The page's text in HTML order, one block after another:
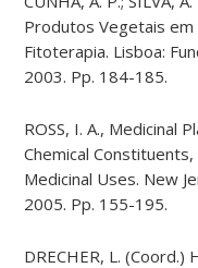
Produtos Vegetais em
Fitoterapia. Lisboa:
2003. Pp. 184-185.
ROSS, I. A., Medicinal
Chemical
Medicinal Uses. New
2005. Pp. 155-195.
DRECHER, L. (Coord.)